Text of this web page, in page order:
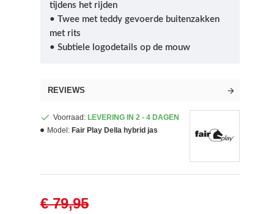
tijdens het rijden
• Twee met teddy gevoerde buitenzakken
met rits
• Subtiele logodetails op de mouw
REVIEWS
Voorraad: LEVERING IN 2 - 4 DAGEN
Model: Fair Play Della hybrid jas
€ 79,95